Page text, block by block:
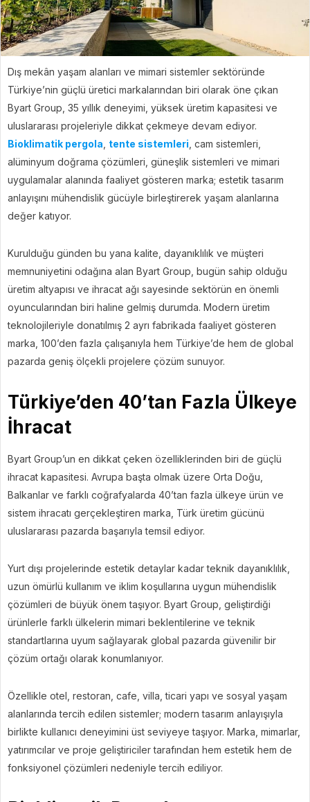
Dış mekân yaşam alanları ve mimari sistemler sektöründe
Türkiye’nin güçlü üretici markalarından biri olarak öne çıkan
Byart Group, 35 yıllık deneyimi, yüksek üretim kapasitesi ve
uluslararası projeleriyle dikkat çekmeye devam ediyor.
Bioklimatik pergola tente sistemleri , cam sistemleri,
alüminyum doğrama çözümleri, güneşlik sistemleri ve mimari
uygulamalar alanında faaliyet gösteren marka; estetik tasarım
anlayışını mühendislik gücüyle birleştirerek yaşam alanlarına
değer katıyor.
Kurulduğu günden bu yana kalite, dayanıklılık ve müşteri
memnuniyetini odağına alan Byart Group, bugün sahip olduğu
üretim altyapısı ve ihracat ağı sayesinde sektörün en önemli
oyuncularından biri haline gelmiş durumda. Modern üretim
teknolojileriyle donatılmış 2 ayrı fabrikada faaliyet gösteren
marka, 100’den fazla çalışanıyla hem Türkiye’de hem de global
pazarda geniş ölçekli projelere çözüm sunuyor.
Türkiye’den 40’tan Fazla Ülkeye
İhracat
Byart Group’un en dikkat çeken özelliklerinden biri de güçlü
ihracat kapasitesi. Avrupa başta olmak üzere Orta Doğu,
Balkanlar ve farklı coğrafyalarda 40’tan fazla ülkeye ürün ve
sistem ihracatı gerçekleştiren marka, Türk üretim gücünü
uluslararası pazarda başarıyla temsil ediyor.
Yurt dışı projelerinde estetik detaylar kadar teknik dayanıklılık,
uzun ömürlü kullanım ve iklim koşullarına uygun mühendislik
çözümleri de büyük önem taşıyor. Byart Group, geliştirdiği
ürünlerle farklı ülkelerin mimari beklentilerine ve teknik
standartlarına uyum sağlayarak global pazarda güvenilir bir
çözüm ortağı olarak konumlanıyor.
Özellikle otel, restoran, cafe, villa, ticari yapı ve sosyal yaşam
alanlarında tercih edilen sistemler; modern tasarım anlayışıyla
birlikte kullanıcı deneyimini üst seviyeye taşıyor. Marka, mimarlar,
yatırımcılar ve proje geliştiriciler tarafından hem estetik hem de
fonksiyonel çözümleri nedeniyle tercih ediliyor.